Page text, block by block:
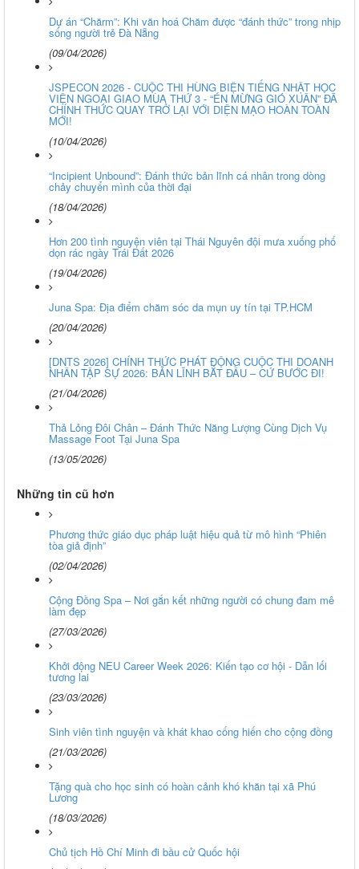
Dự án “Chărm”: Khi văn hoá Chăm được “đánh thức” trong nhịp
sống người trẻ Đà Nẵng
(09/04/2026)
JSPECON 2026 - CUỘC THI HÙNG BIỆN TIẾNG NHẬT HỌC
VIỆN NGOẠI GIAO MÙA THỨ 3 - “ÉN MỪNG GIÓ XUÂN” ĐÃ
CHÍNH THỨC QUAY TRỞ LẠI VỚI DIỆN MẠO HOÀN TOÀN
MỚI!
(10/04/2026)
“Incipient Unbound”: Đánh thức bản lĩnh cá nhân trong dòng
chảy chuyển mình của thời đại
(18/04/2026)
Hơn 200 tình nguyện viên tại Thái Nguyên đội mưa xuống phố
dọn rác ngày Trái Đất 2026
(19/04/2026)
Juna Spa: Địa điểm chăm sóc da mụn uy tín tại TP.HCM
(20/04/2026)
[DNTS 2026] CHÍNH THỨC PHÁT ĐỘNG CUỘC THI DOANH
NHÂN TẬP SỰ 2026: BẢN LĨNH BẮT ĐẦU – CỨ BƯỚC ĐI!
(21/04/2026)
Thả Lỏng Đôi Chân – Đánh Thức Năng Lượng Cùng Dịch Vụ
Massage Foot Tại Juna Spa
(13/05/2026)
Những tin cũ hơn
Phương thức giáo dục pháp luật hiệu quả từ mô hình “Phiên
tòa giả định”
(02/04/2026)
Cộng Đồng Spa – Nơi gắn kết những người có chung đam mê
làm đẹp
(27/03/2026)
Khởi động NEU Career Week 2026: Kiến tạo cơ hội - Dẫn lối
tương lai
(23/03/2026)
Sinh viên tình nguyện và khát khao cống hiến cho cộng đồng
(21/03/2026)
Tặng quà cho học sinh có hoàn cảnh khó khăn tại xã Phú
Lương
(18/03/2026)
Chủ tịch Hồ Chí Minh đi bầu cử Quốc hội